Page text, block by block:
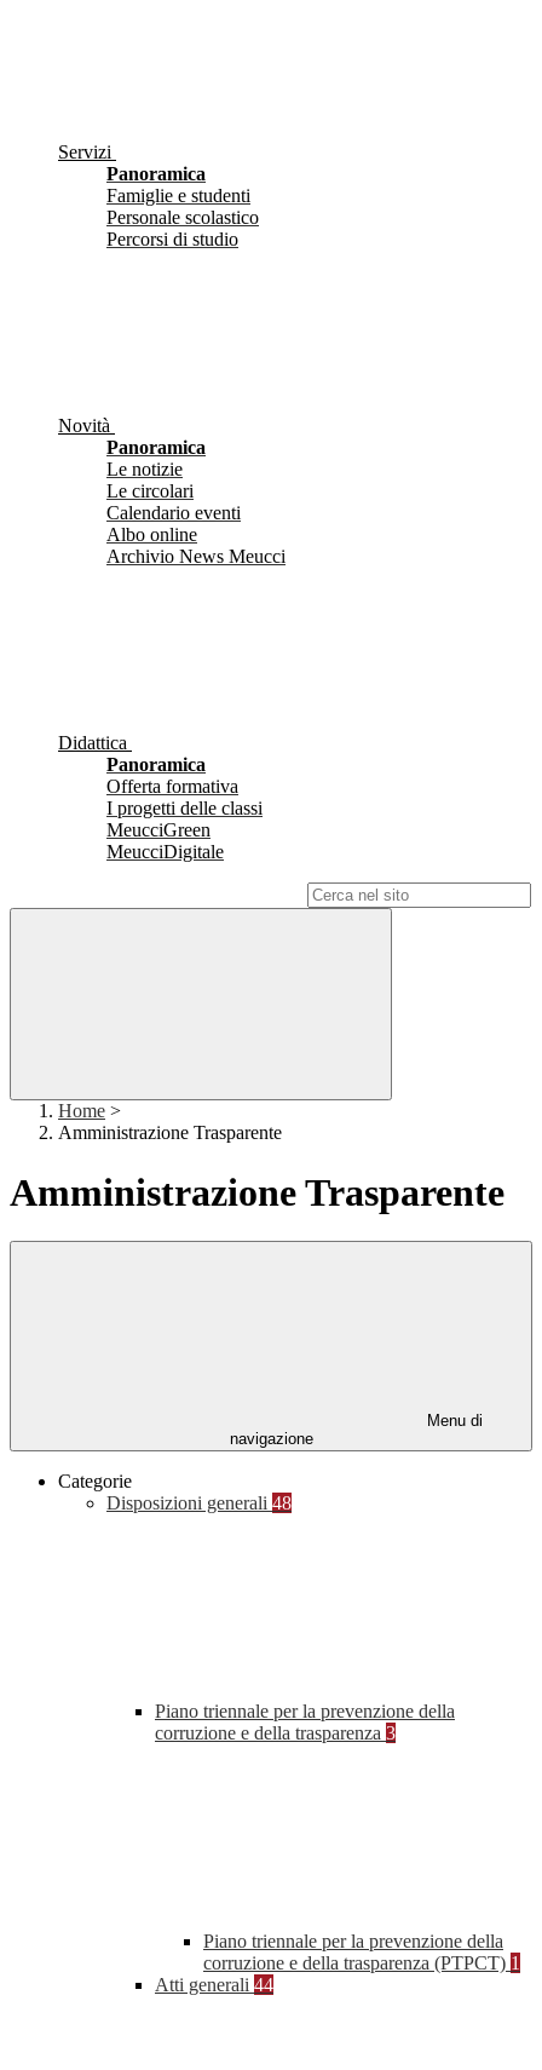
Servizi
Panoramica
Famiglie e studenti
Personale scolastico
Percorsi di studio
Novità
Panoramica
Le notizie
Le circolari
Calendario eventi
Albo online
Archivio News Meucci
Didattica
Panoramica
Offerta formativa
I progetti delle classi
MeucciGreen
MeucciDigitale
Home >
Amministrazione Trasparente
Amministrazione Trasparente
Menu di
navigazione
Categorie
Disposizioni generali 48
Piano triennale per la prevenzione della
corruzione e della trasparenza 3
Piano triennale per la prevenzione della
corruzione e della trasparenza (PTPCT) 1
Atti generali 44